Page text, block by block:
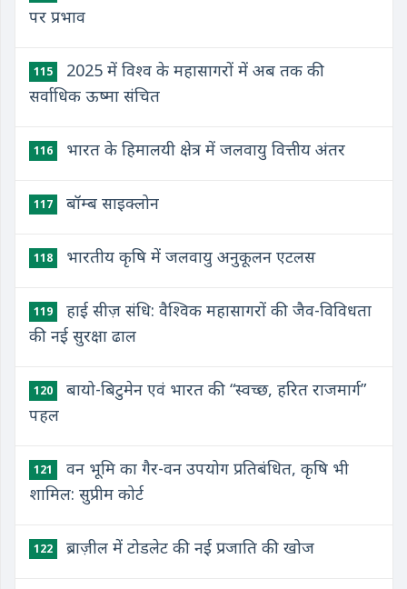
पर प्रभाव
115
2025 में विश्व के महासागरों में अब तक की
सर्वाधिक ऊष्मा संचित
116 भारत के हिमालयी क्षेत्र में जलवायु वित्तीय अंतर
117 बॉम्ब साइक्लोन
118 भारतीय कृषि में जलवायु अनुकूलन एटलस
119
हाई सीज़ संधि: वैश्विक महासागरों की जैव-विविधता
की नई सुरक्षा ढाल
120
बायो-बिटुमेन एवं भारत की “स्वच्छ, हरित राजमार्ग”
पहल
121
वन भूमि का गैर-वन उपयोग प्रतिबंधित, कृषि भी
शामिल: सुप्रीम कोर्ट
122 ब्राज़ील में टोडलेट की नई प्रजाति की खोज